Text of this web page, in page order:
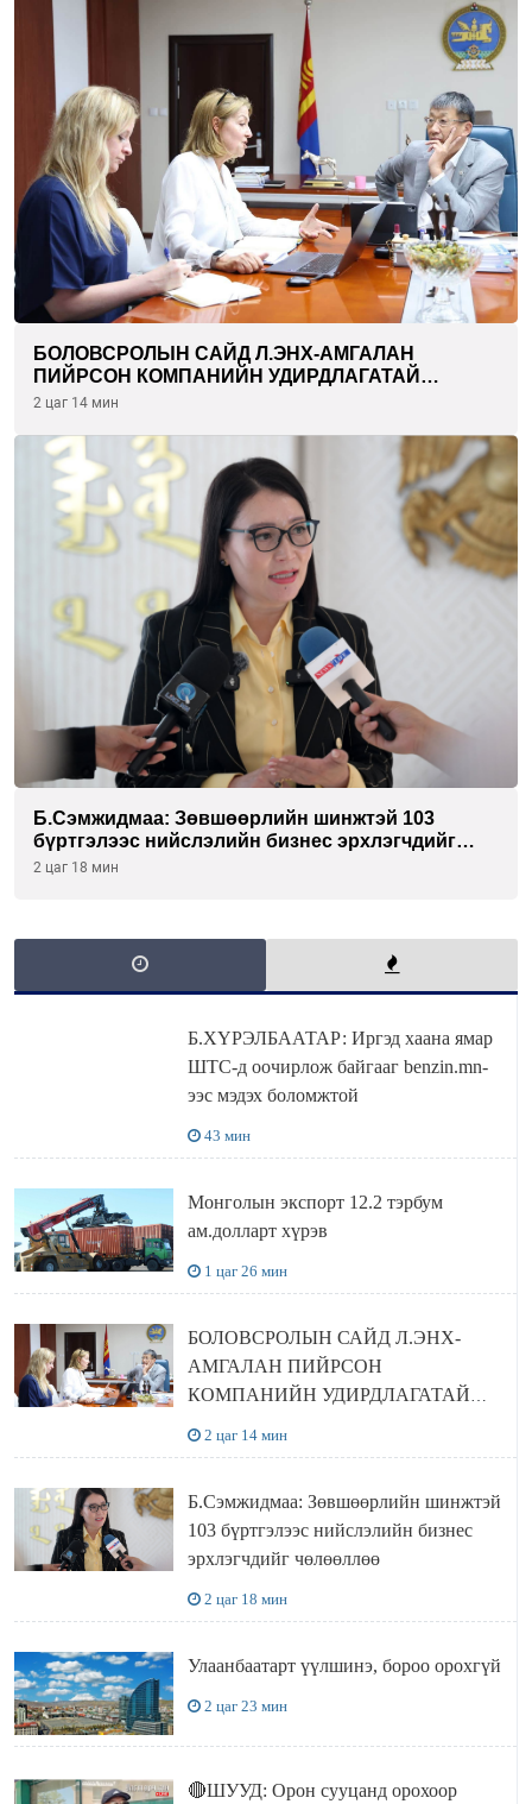
БОЛОВСРОЛЫН САЙД Л.ЭНХ-АМГАЛАН
ПИЙРСОН КОМПАНИЙН УДИРДЛАГАТАЙ
УУЛЗЛАА
2 цаг 14 мин
Б.Сэмжидмаа: Зөвшөөрлийн шинжтэй 103
бүртгэлээс нийслэлийн бизнес эрхлэгчдийг
чөлөөллөө
2 цаг 18 мин
Б.ХҮРЭЛБААТАР: Иргэд хаана ямар
ШТС-д оочирлож байгааг benzin.mn-
ээс мэдэх боломжтой
43 мин
Монголын экспорт 12.2 тэрбум
ам.долларт хүрэв
1 цаг 26 мин
БОЛОВСРОЛЫН САЙД Л.ЭНХ-
АМГАЛАН ПИЙРСОН
КОМПАНИЙН УДИРДЛАГАТАЙ
2 цаг 14 мин
Б.Сэмжидмаа: Зөвшөөрлийн шинжтэй
103 бүртгэлээс нийслэлийн бизнес
эрхлэгчдийг чөлөөллөө
2 цаг 18 мин
Улаанбаатарт үүлшинэ, бороо орохгүй
2 цаг 23 мин
🔴ШУУД: Орон сууцанд орохоор